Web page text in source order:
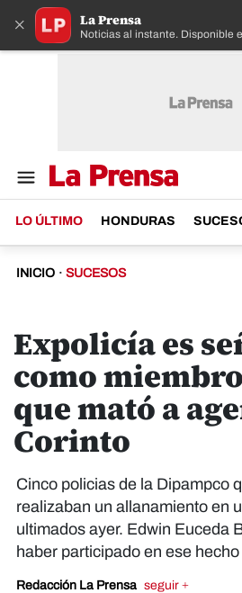
× La Prensa
Noticias al instante. Disponible
LO ÚLTIMO HONDURAS
INICIO · SUCESOS
Expolicía es
como
que mató a
Corinto
Cinco policias de la Dipampco
realizaban un allanamiento en
ultimados ayer. Edwin Euceda
haber participado en ese hecho
Redacción La Prensa seguir +